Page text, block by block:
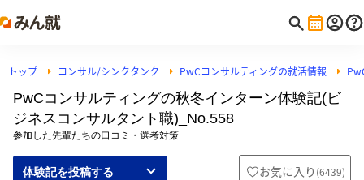
トップ コンサル/シンクタンク PwCコンサルティングの就活情報
PwCコンサルティングの秋冬インターン体験記(ビ
ジネスコンサルタント職)_No.558
参加した先輩たちの口コミ・選考対策
体験記を投稿する お気に入り (6439)